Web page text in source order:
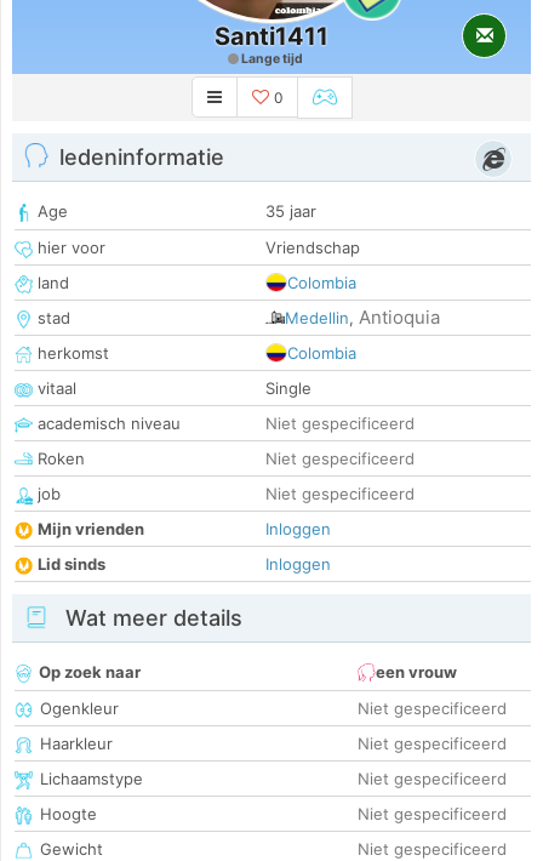
Santi1411
Lange tijd
0
ledeninformatie
Age
35 jaar
hier voor
Vriendschap
land
Colombia
stad
Medellin, Antioquia
herkomst
Colombia
vitaal
Single
academisch niveau
Niet gespecificeerd
Roken
Niet gespecificeerd
job
Niet gespecificeerd
Mijn vrienden
Inloggen
Lid sinds
Inloggen
Wat meer details
Op zoek naar
een vrouw
Ogenkleur
Niet gespecificeerd
Haarkleur
Niet gespecificeerd
Lichaamstype
Niet gespecificeerd
Hoogte
Niet gespecificeerd
Gewicht
Niet gespecificeerd